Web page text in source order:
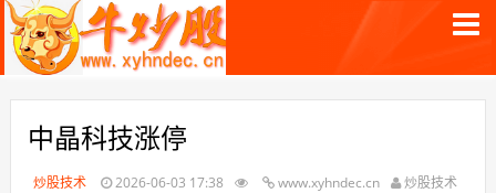
中晶科技涨停
炒股技术 2026-06-03 17:38 www.xyhndec.cn 炒股技术